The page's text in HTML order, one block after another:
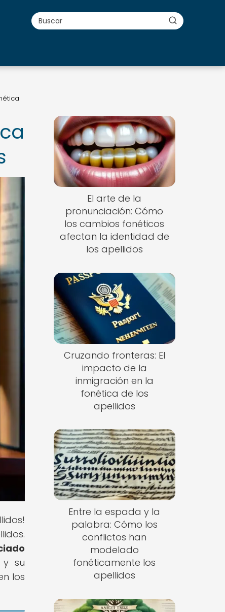
y su
los
El arte de la
pronunciación: Cómo
los cambios fonéticos
afectan la identidad de
los apellidos
Cruzando fronteras: El
impacto de la
inmigración en la
fonética de los
apellidos
Entre la espada y la
palabra: Cómo los
conflictos han
modelado
fonéticamente los
apellidos